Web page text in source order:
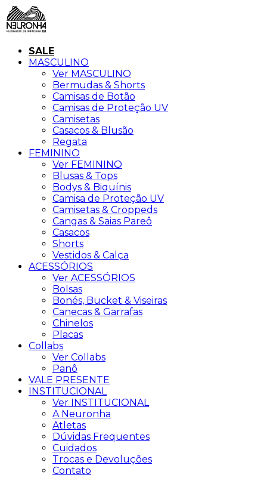
SALE
MASCULINO
Ver MASCULINO
Bermudas & Shorts
Camisas de Botão
Camisas de Proteção UV
Camisetas
Casacos & Blusão
Regata
FEMININO
Ver FEMININO
Blusas & Tops
Bodys & Biquínis
Camisa de Proteção UV
Camisetas & Croppeds
Cangas & Saias Pareô
Casacos
Shorts
Vestidos & Calça
ACESSÓRIOS
Ver ACESSÓRIOS
Bolsas
Bonés, Bucket & Viseiras
Canecas & Garrafas
Chinelos
Placas
Collabs
Ver Collabs
Panô
VALE PRESENTE
INSTITUCIONAL
Ver INSTITUCIONAL
A Neuronha
Atletas
Dúvidas Frequentes
Cuidados
Trocas e Devoluções
Contato